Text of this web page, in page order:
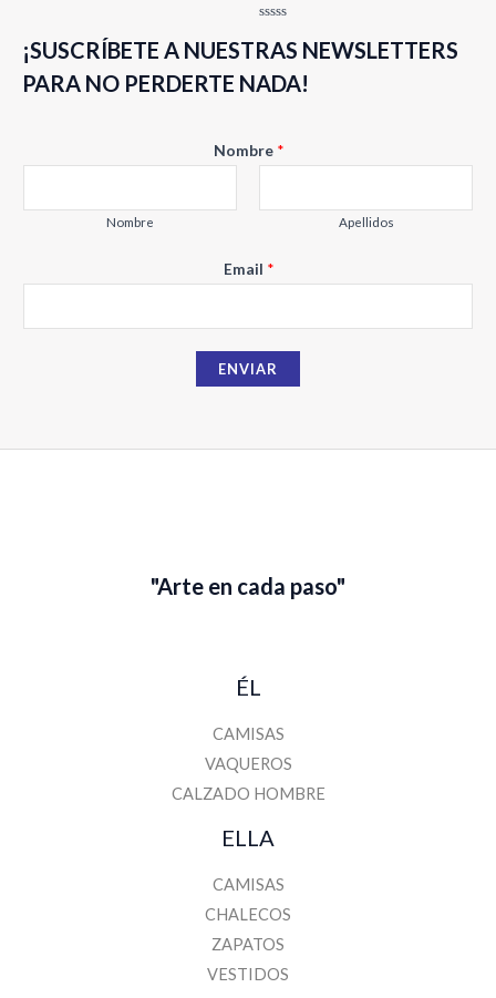
con
0
5
¡SUSCRÍBETE A NUESTRAS NEWSLETTERS
PARA NO PERDERTE NADA!
Nombre *
Nombre Apellidos
o
r
m
Email *
ENVIAR
"Arte en cada paso"
ÉL
CAMISAS
VAQUEROS
CALZADO HOMBRE
ELLA
CAMISAS
CHALECOS
ZAPATOS
VESTIDOS